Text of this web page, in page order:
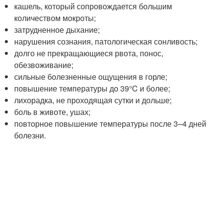
кашель, который сопровождается большим
количеством мокроты;
затрудненное дыхание;
нарушения сознания, патологическая сонливость;
долго не прекращающиеся рвота, понос,
обезвоживание;
сильные болезненные ощущения в горле;
повышение температуры до 39°C и более;
лихорадка, не проходящая сутки и дольше;
боль в животе, ушах;
повторное повышение температуры после 3–4 дней
болезни.